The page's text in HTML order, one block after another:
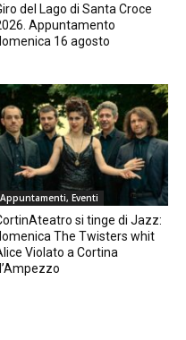
del Lago di Santa Croce
Appuntamento
16 agosto
Appuntamenti, Eventi
si tinge di Jazz:
The Twisters whit
Violato a Cortina